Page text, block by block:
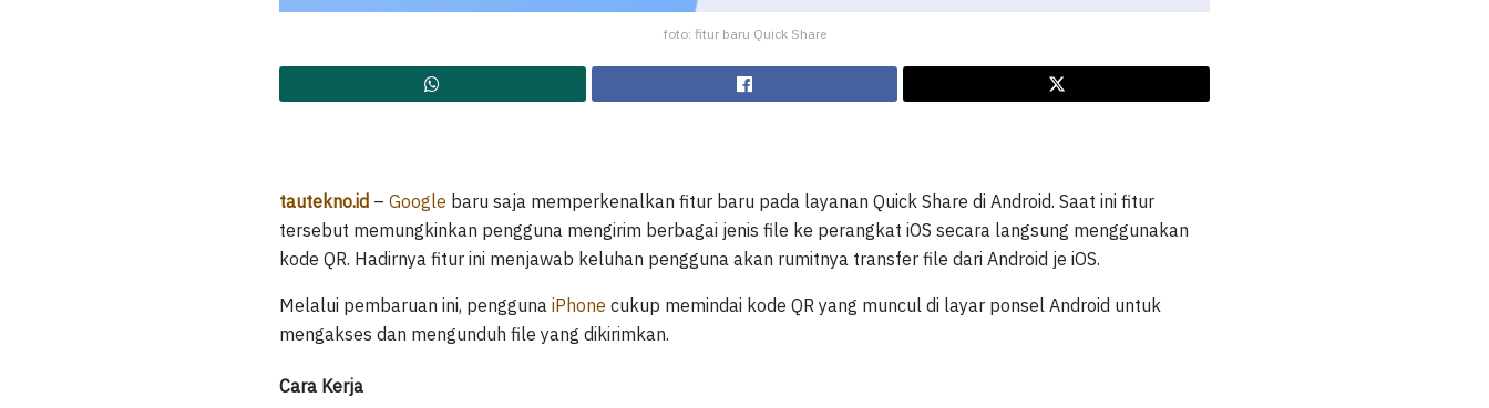
foto: fitur baru Quick Share
tautekno.id – Google baru saja memperkenalkan fitur baru pada layanan Quick Share di Android. Saat ini fitur
tersebut memungkinkan pengguna mengirim berbagai jenis file ke perangkat iOS secara langsung menggunakan
kode QR. Hadirnya fitur ini menjawab keluhan pengguna akan rumitnya transfer file dari Android je iOS.
Melalui pembaruan ini, pengguna iPhone cukup memindai kode QR yang muncul di layar ponsel Android untuk
mengakses dan mengunduh file yang dikirimkan.
Cara Kerja